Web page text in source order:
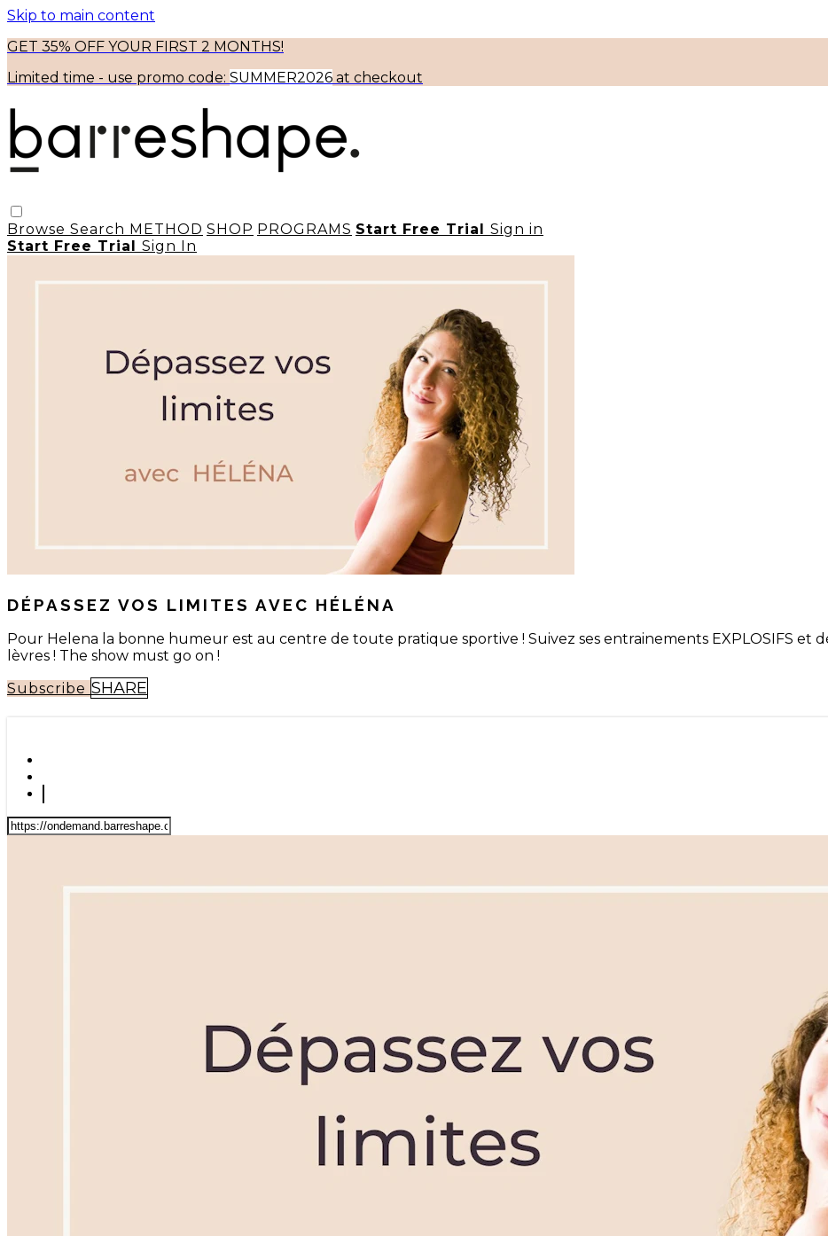
Skip to main content
GET 35% OFF YOUR FIRST 2 MONTHS!
Limited time - use promo code: SUMMER2026 at checkout
Browse Search METHOD SHOP PROGRAMS Start Free Trial Sign in
Start Free Trial Sign In
DÉPASSEZ VOS LIMITES AVEC HÉLÉNA
Pour Helena la bonne humeur est au centre de toute pratique sportive ! Suivez ses entrainements EXPLOSIFS et
lèvres ! The show must go on !
Subscribe SHARE